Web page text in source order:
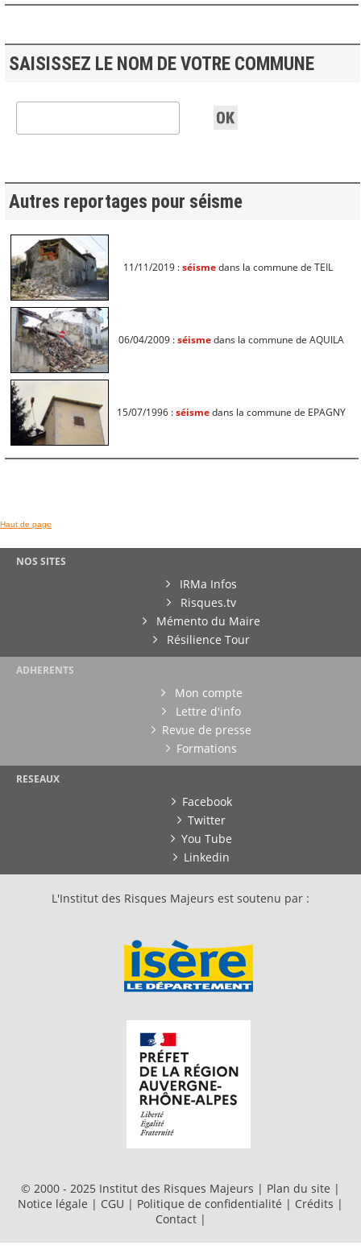
SAISISSEZ LE NOM DE VOTRE COMMUNE
Autres reportages pour séisme
11/11/2019 :séismedans la commune de TEIL
06/04/2009 :séismedans la commune de AQUILA
15/07/1996 :séismedans la commune de EPAGNY
Haut de page
NOS SITES
IRMa Infos
Risques.tv
Mémento du Maire
Résilience Tour
ADHERENTS
Mon compte
Lettre d'info
Revue de presse
Formations
RESEAUX
Facebook
Twitter
You Tube
Linkedin
L'Institut des Risques Majeurs est soutenu par :
© 2000 - 2025 Institut des Risques Majeurs | Plan du site |
Notice légale | CGU | Politique de confidentialité | Crédits |
Contact |